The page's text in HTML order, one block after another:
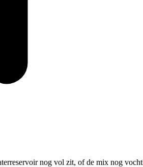
nog vol zit, of de mix nog